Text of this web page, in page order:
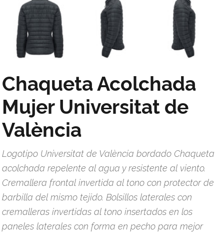
Chaqueta Acolchada
Mujer Universitat de
València
Logotipo Universitat de València bordado Chaqueta
acolchada repelente al agua y resistente al viento.
Cremallera frontal invertida al tono con protector de
barbilla del mismo tejido. Bolsillos laterales con
cremalleras invertidas al tono insertados en los
paneles laterales con forma en pecho para mejor